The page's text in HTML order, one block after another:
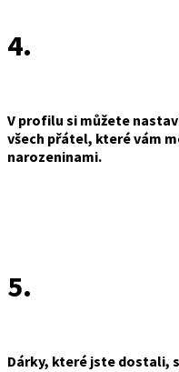
4.
V profilu si můžete
všech přátel, které vám
narozeninami.
5.
Dárky, které jste dostali,